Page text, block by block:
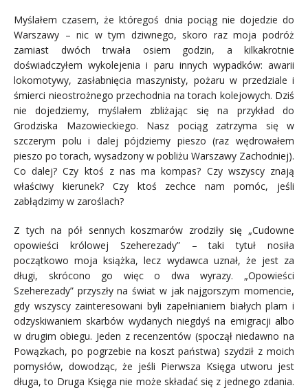
Myślałem czasem, że któregoś dnia pociąg nie dojedzie do
Warszawy – nic w tym dziwnego, skoro raz moja podróż
zamiast dwóch trwała osiem godzin, a kilkakrotnie
doświadczyłem wykolejenia i paru innych wypadków: awarii
lokomotywy, zasłabnięcia maszynisty, pożaru w przedziale i
śmierci nieostrożnego przechodnia na torach kolejowych. Dziś
nie dojedziemy, myślałem zbliżając się na przykład do
Grodziska Mazowieckiego. Nasz pociąg zatrzyma się w
szczerym polu i dalej pójdziemy pieszo (raz wędrowałem
pieszo po torach, wysadzony w pobliżu Warszawy Zachodniej).
Co dalej? Czy ktoś z nas ma kompas? Czy wszyscy znają
właściwy kierunek? Czy ktoś zechce nam pomóc, jeśli
zabłądzimy w zaroślach?
Z tych na pół sennych koszmarów zrodziły się „Cudowne
opowieści królowej Szeherezady” – taki tytuł nosiła
początkowo moja książka, lecz wydawca uznał, że jest za
długi, skrócono go więc o dwa wyrazy. „Opowieści
Szeherezady” przyszły na świat w jak najgorszym momencie,
gdy wszyscy zainteresowani byli zapełnianiem białych plam i
odzyskiwaniem skarbów wydanych niegdyś na emigracji albo
w drugim obiegu. Jeden z recenzentów (spoczął niedawno na
Powązkach, po pogrzebie na koszt państwa) szydził z moich
pomysłów, dowodząc, że jeśli Pierwsza Księga utworu jest
długa, to Druga Księga nie może składać się z jednego zdania.